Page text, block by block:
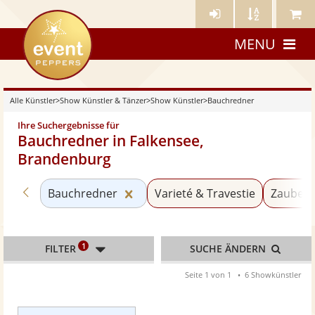
Künstler- Künstler Meine
eventpeppers
MENU
Alle Künstler>Show Künstler & Tänzer>Show Künstler>Bauchredner
Ihre Suchergebnisse für
Bauchredner in Falkensee,
Brandenburg
Zurück zu «Show Künstler»
Bauchredner Kategorie «Bauchredner»
Varieté & Travestie
FILTER 1 SUCHE ÄNDERN
Seite 1 von 1 6 Showkünstler